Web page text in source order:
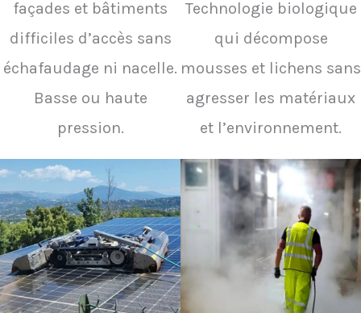
façades et bâtiments
difficiles d’accès sans
échafaudage ni nacelle.
Basse ou haute
pression.
Technologie biologique
qui décompose
mousses et lichens sans
agresser les matériaux
et l’environnement.